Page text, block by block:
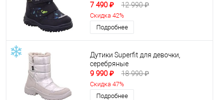
7 490 ₽ 12 990 ₽
Скидка 42%
Подробнее
Дутики Superfit для девочки,
серебряные
9 990 ₽ 18 990 ₽
Скидка 47%
Подробнее